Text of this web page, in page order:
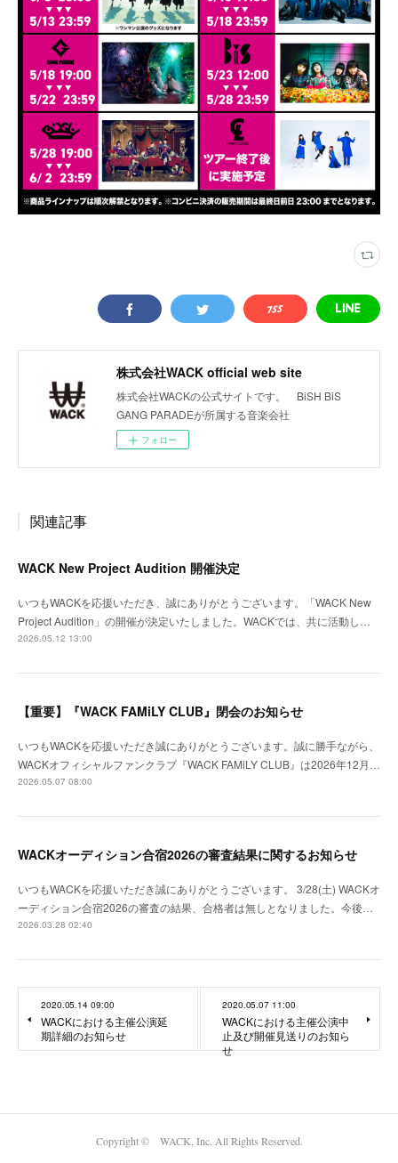
株式会社WACK official web site
株式会社WACKの公式サイトです。 BiSH BiS
GANG PARADEが所属する音楽会社
フォロー
関連記事
WACK New Project Audition 開催決定
いつもWACKを応援いただき、誠にありがとうございます。「WACK New
Project Audition」の開催が決定いたしました。WACKでは、共に活動し…
2026.05.12 13:00
【重要】『WACK FAMiLY CLUB』閉会のお知らせ
いつもWACKを応援いただき誠にありがとうございます。誠に勝手ながら、
WACKオフィシャルファンクラブ『WACK FAMiLY CLUB』は2026年12月…
2026.05.07 08:00
WACKオーディション合宿2026の審査結果に関するお知らせ
いつもWACKを応援いただき誠にありがとうございます。 3/28(土) WACKオ
ーディション合宿2026の審査の結果、合格者は無しとなりました。今後…
2026.03.28 02:40
2020.05.14 09:00
WACKにおける主催公演延
期詳細のお知らせ
2020.05.07 11:00
WACKにおける主催公演中
止及び開催見送りのお知ら
せ
Copyright © WACK, Inc. All Rights Reserved.